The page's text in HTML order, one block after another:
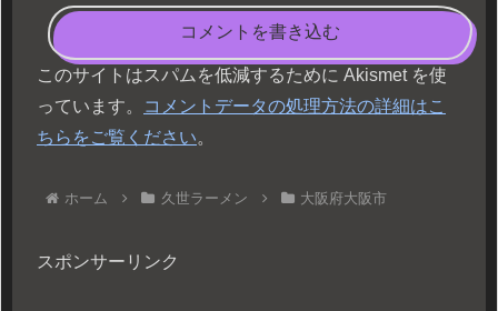
コメントを書き込む
このサイトはスパムを低減するために Akismet を使
っています。
コメントデータの処理方法の詳細はこ
ちらをご覧ください。
ホーム 久世ラーメン 大阪府大阪市
スポンサーリンク